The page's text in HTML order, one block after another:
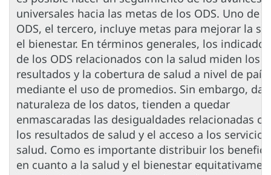
universales hacia las metas de los ODS. Uno de
ODS, el tercero, incluye metas para mejorar la
el bienestar. En términos generales, los
de los ODS relacionados con la salud miden los
resultados y la cobertura de salud a nivel de país
mediante el uso de promedios. Sin embargo,
naturaleza de los datos, tienden a quedar
enmascaradas las desigualdades relacionadas
los resultados de salud y el acceso a los
salud. Como es importante distribuir los
en cuanto a la salud y el bienestar